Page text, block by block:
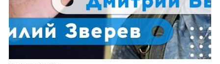
НОВОСТИ